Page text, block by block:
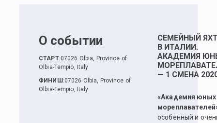
О событии
СТАРТ:07026 Olbia, Province of
Olbia-Tempio, Italy
ФИНИШ :07026 Olbia, Province of
Olbia-Tempio, Italy
СЕМЕЙНЫЙ
В ИТАЛИИ.
АКАДЕМИЯ
— 1 СМЕНА
«Академия юных
особенный и